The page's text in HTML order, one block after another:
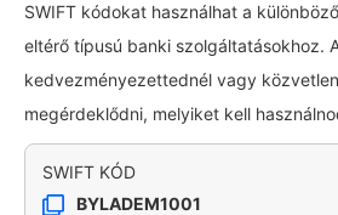
SWIFT kódokat használhat a
eltérő típusú banki szolgáltatásokhoz.
kedvezményezettednél vagy
megérdeklődni, melyiket kell
SWIFT KÓD
BYLADEM1001